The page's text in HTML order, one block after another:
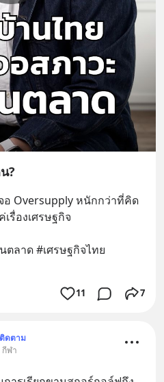
?
อ Oversupply หนักกว่าที่คิด
รื่องเศรษฐกิจ
ตลาด #เศรษฐกิจไทย
11 7
ติดตาม
กีฬา